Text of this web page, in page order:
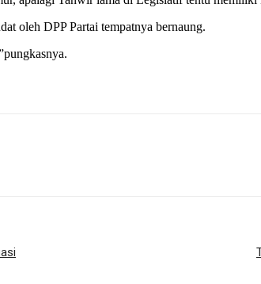
oleh DPP Partai tempatnya bernaung.